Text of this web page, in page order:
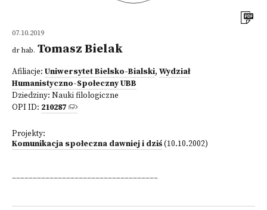
07.10.2019
dr hab. Tomasz Bielak
Afiliacje: Uniwersytet Bielsko-Bialski, Wydział
Humanistyczno-Społeczny UBB
Dziedziny: Nauki filologiczne
OPI ID: 210287
Projekty:
Komunikacja społeczna dawniej i dziś(10.10.2002)
___________________________________